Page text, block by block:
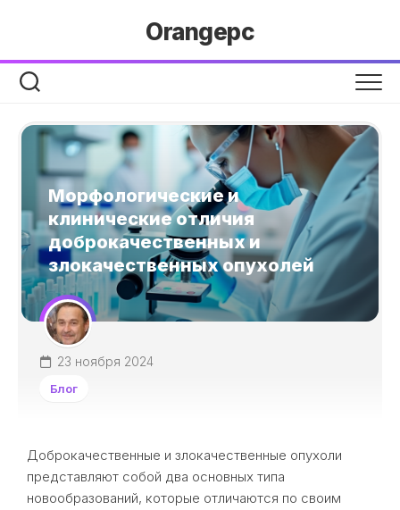
Orangepc
Морфологические и
клинические отличия
доброкачественных и
злокачественных опухолей
23 ноября 2024
Блог
Доброкачественные и злокачественные опухоли
представляют собой два основных типа
новообразований, которые отличаются по своим